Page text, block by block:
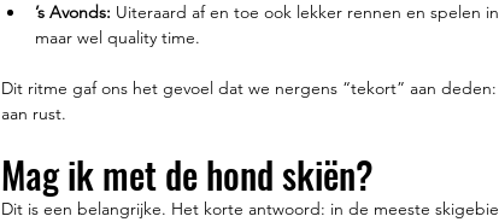
’s Avonds: Uiteraard af en toe ook lekker rennen en spelen
maar wel quality time.
Dit ritme gaf ons het gevoel dat we nergens “tekort” aan
aan rust.
Mag ik met de hond skiën?
Dit is een belangrijke. Het korte antwoord: in de meeste